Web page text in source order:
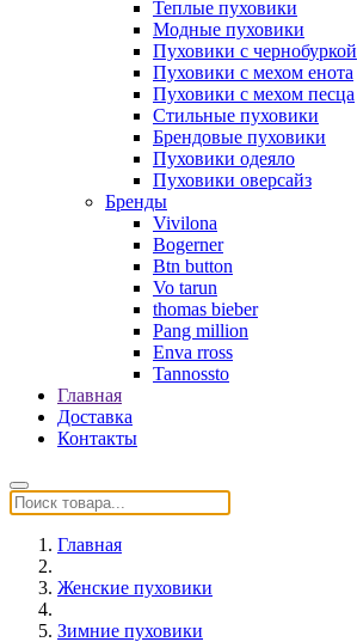
Теплые пуховики
Модные пуховики
Пуховики с чернобуркой
Пуховики с мехом енота
Пуховики с мехом песца
Стильные пуховики
Брендовые пуховики
Пуховики одеяло
Пуховики оверсайз
Бренды
Vivilona
Bogerner
Btn button
Vo tarun
thomas bieber
Pang million
Enva rross
Tannossto
Главная
Доставка
Контакты
Главная
Женские пуховики
Зимние пуховики